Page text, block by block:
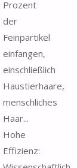
Prozent
der
Feinpartikel
einfangen,
einschließlich
Haustierhaare,
menschliches
Haar...
Hohe
Effizienz: